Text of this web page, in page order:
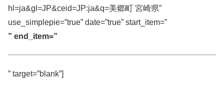
hl=ja&gl=JP&ceid=JP:ja&q=美郷町 宮崎県”
use_simplepie=”true” date=”true” start_item=”
” end_item=”
” target=”blank”]